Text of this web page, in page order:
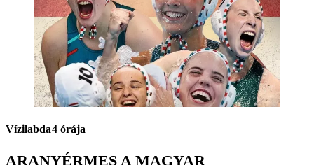
Vízilabda4 órája
ARANYÉRMES A MAGYAR